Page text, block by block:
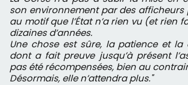
son environnement par des afficheurs
au motif que l’État n’a rien vu (et rien
dizaines d’années.
Une chose est sûre, la patience et la
dont a fait preuve jusqu’à présent
pas été récompensées, bien au
Désormais, elle n’attendra plus."